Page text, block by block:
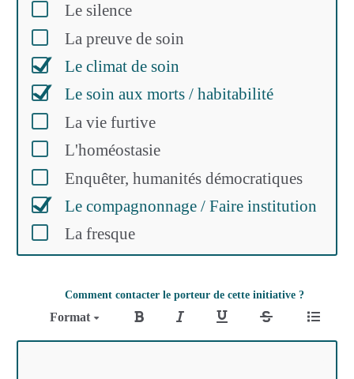
Le silence
La preuve de soin
Le climat de soin
Le soin aux morts / habitabilité
La vie furtive
L'homéostasie
Enquêter, humanités démocratiques
Le compagnonnage / Faire institution
La fresque
Comment contacter le porteur de cette initiative ?
Format